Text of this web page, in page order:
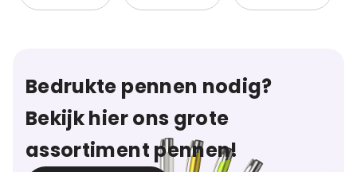
Bedrukte pennen nodig?
Bekijk hier ons grote
assortiment pennen!